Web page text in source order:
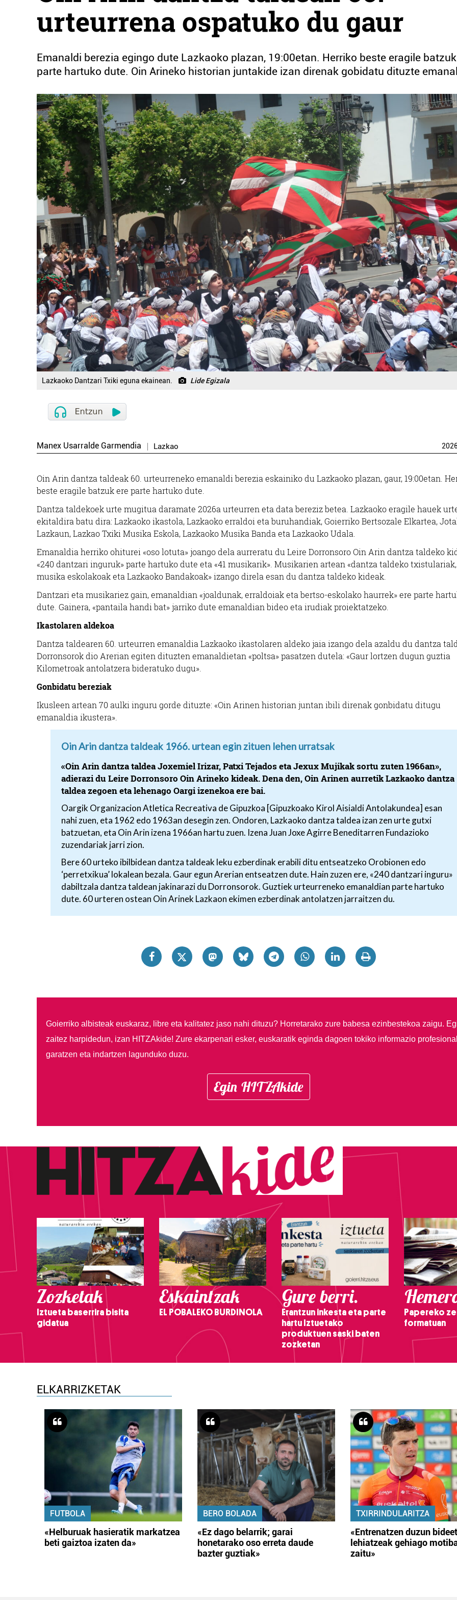
urteurrena ospatuko du gaur
Emanaldi berezia egingo dute Lazkaoko plazan, 19:00etan. Herriko beste eragile
parte hartuko dute. Oin Arineko historian juntakide izan direnak gobidatu dituzte
Lazkaoko Dantzari Txiki eguna ekainean. Lide Egizala
Manex Usarralde Garmendia Lazkao
Oin Arin dantza taldeak 60. urteurreneko emanaldi berezia eskainiko du Lazkaoko plazan, gaur, 19:00etan.
beste eragile batzuk ere parte hartuko dute.
Dantza taldekoek urte mugitua daramate 2026a urteurren eta data bereziz betea. Lazkaoko eragile hauek
ekitaldira batu dira: Lazkaoko ikastola, Lazkaoko erraldoi eta buruhandiak, Goierriko Bertsozale Elkartea,
Lazkaun, Lazkao Txiki Musika Eskola, Lazkaoko Musika Banda eta Lazkaoko Udala.
Emanaldia herriko ohiturei «oso lotuta» joango dela aurreratu du Leire Dorronsoro Oin Arin dantza taldeko
«240 dantzari inguruk» parte hartuko dute eta «41 musikarik». Musikarien artean «dantza taldeko txistulariak,
musika eskolakoak eta Lazkaoko Bandakoak» izango direla esan du dantza taldeko kideak.
Dantzari eta musikariez gain, emanaldian «joaldunak, erraldoiak eta bertso-eskolako haurrek» ere parte
dute. Gainera, «pantaila handi bat» jarriko dute emanaldian bideo eta irudiak proiektatzeko.
Ikastolaren aldekoa
Dantza taldearen 60. urteurren emanaldia Lazkaoko ikastolaren aldeko jaia izango dela azaldu du dantza
Dorronsorok dio Arerian egiten dituzten emanaldietan «poltsa» pasatzen dutela: «Gaur lortzen dugun guztia
Kilometroak antolatzera bideratuko dugu».
Gonbidatu bereziak
Ikusleen artean 70 aulki inguru gorde dituzte: «Oin Arinen historian juntan ibili direnak gonbidatu ditugu
emanaldia ikustera».
Oin Arin dantza taldeak 1966. urtean egin zituen lehen urratsak
«Oin Arin dantza taldea Joxemiel Irizar, Patxi Tejados eta Jexux Mujikak sortu zuten 1966an»,
adierazi du Leire Dorronsoro Oin Arineko kideak. Dena den, Oin Arinen aurretik Lazkaoko dantza
taldea zegoen eta lehenago Oargi izenekoa ere bai.
Oargik Organizacion Atletica Recreativa de Gipuzkoa [Gipuzkoako Kirol Aisialdi Antolakundea] esan
nahi zuen, eta 1962 edo 1963an desegin zen. Ondoren, Lazkaoko dantza taldea izan zen urte gutxi
batzuetan, eta Oin Arin izena 1966an hartu zuen. Izena Juan Joxe Agirre Beneditarren Fundazioko
zuzendariak jarri zion.
Bere 60 urteko ibilbidean dantza taldeak leku ezberdinak erabili ditu entseatzeko Orobionen edo
‘perretxikua’ lokalean bezala. Gaur egun Arerian entseatzen dute. Hain zuzen ere, «240 dantzari inguru»
dabiltzala dantza taldean jakinarazi du Dorronsorok. Guztiek urteurreneko emanaldian parte hartuko
dute. 60 urteren ostean Oin Arinek Lazkaon ekimen ezberdinak antolatzen jarraitzen du.
Goierriko albisteak euskaraz, libre eta kalitatez jaso nahi dituzu? Horretarako zure babesa ezinbestekoa zaigu.
zaitez harpidedun, izan HITZAkide! Zure ekarpenari esker, euskaratik eginda dagoen tokiko informazio
garatzen eta indartzen lagunduko duzu.
Egin HITZAkide
Zozketak
Iztueta baserrira bisita
gidatua
Eskaintzak
EL POBALEKO BURDINOLA
Gure berri.
Erantzun inkesta eta parte
hartu Iztuetako
produktuen saski baten
zozketan
Papereko
formatuan
ELKARRIZKETAK
FUTBOLA
«Helburuak hasieratik markatzea
beti gaiztoa izaten da»
BERO BOLADA
«Ez dago belarrik; garai
honetarako oso erreta daude
bazter guztiak»
TXIRRINDULARITZA
«Entrenatzen duzun
lehiatzeak gehiago
zaitu»